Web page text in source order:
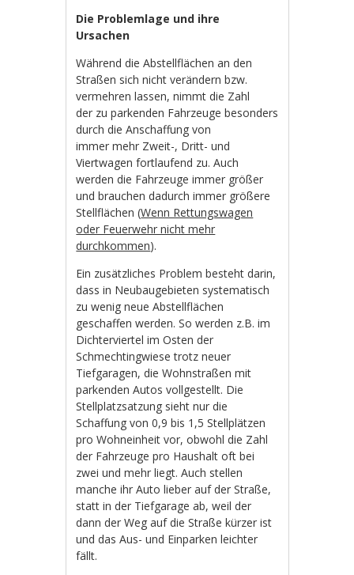
Die Problemlage und ihre
Ursachen
Während die Abstellflächen an den
Straßen sich nicht verändern bzw.
vermehren lassen, nimmt die Zahl
der zu parkenden Fahrzeuge besonders
durch die Anschaffung von
immer mehr Zweit-, Dritt- und
Viertwagen fortlaufend zu. Auch
werden die Fahrzeuge immer größer
und brauchen dadurch immer größere
Stellflächen (Wenn Rettungswagen
oder Feuerwehr nicht mehr
durchkommen).
Ein zusätzliches Problem besteht darin,
dass in Neubaugebieten systematisch
zu wenig neue Abstellflächen
geschaffen werden. So werden z.B. im
Dichterviertel im Osten der
Schmechtingwiese trotz neuer
Tiefgaragen, die Wohnstraßen mit
parkenden Autos vollgestellt. Die
Stellplatzsatzung sieht nur die
Schaffung von 0,9 bis 1,5 Stellplätzen
pro Wohneinheit vor, obwohl die Zahl
der Fahrzeuge pro Haushalt oft bei
zwei und mehr liegt. Auch stellen
manche ihr Auto lieber auf der Straße,
statt in der Tiefgarage ab, weil der
dann der Weg auf die Straße kürzer ist
und das Aus- und Einparken leichter
fällt.